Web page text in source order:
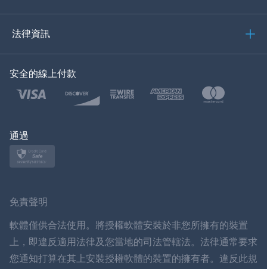
土耳其語
波蘭語
ภาษาไทย
簡体中文
法律資訊
安全的線上付款
通過
免責聲明
軟體僅供合法使用。將授權軟體安裝於非您所擁有的裝置
上，即違反適用法律及您當地的司法管轄法。法律通常要求
您通知打算在其上安裝授權軟體的裝置的擁有者。違反此規